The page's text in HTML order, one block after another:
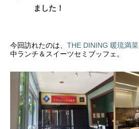
ました！
今回訪れたのは、 THE DINING 暖琉満菜
中ランチ＆スイーツセミブッフェ。